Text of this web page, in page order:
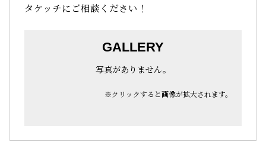
タケッチにご相談ください！
GALLERY
写真がありません。
※クリックすると画像が拡大されます。